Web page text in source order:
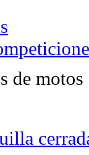
de motos